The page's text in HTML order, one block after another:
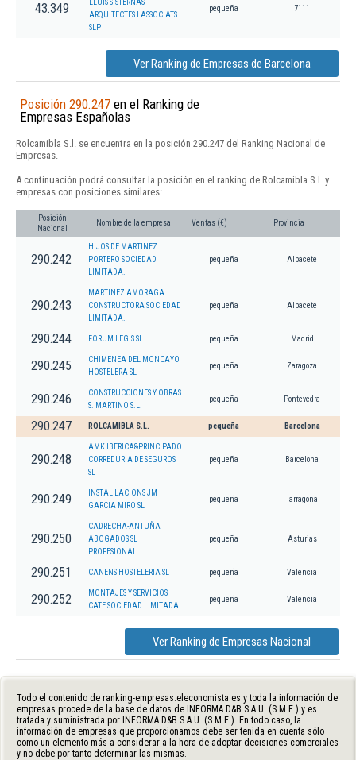
43.349
LLUIS SISTERNAS
ARQUITECTES I ASSOCIATS
SLP
pequeña 7111
Ver Ranking de Empresas de Barcelona
Posición 290.247 en el Ranking de
Empresas Españolas
Rolcamibla S.l. se encuentra en la posición 290.247 del Ranking Nacional de
Empresas.
A continuación podrá consultar la posición en el ranking de Rolcamibla S.l. y
empresas con posiciones similares:
Posición
Nacional
Nombre de la empresa Ventas (€) Provincia
290.242
HIJOS DE MARTINEZ
PORTERO SOCIEDAD
LIMITADA.
pequeña Albacete
290.243
MARTINEZ AMORAGA
CONSTRUCTORA SOCIEDAD
LIMITADA.
pequeña Albacete
290.244 FORUM LEGIS SL pequeña Madrid
290.245
CHIMENEA DEL MONCAYO
HOSTELERA SL
pequeña Zaragoza
290.246
CONSTRUCCIONES Y OBRAS
S. MARTINO S.L.
pequeña Pontevedra
290.247 ROLCAMIBLA S.L. pequeña Barcelona
290.248
AMK IBERICA&PRINCIPADO
CORREDURIA DE SEGUROS
SL
pequeña Barcelona
290.249
INSTAL LACIONS JM
GARCIA MIRO SL
pequeña Tarragona
290.250
CADRECHA-ANTUÑA
ABOGADOS SL
PROFESIONAL
pequeña Asturias
290.251 CANENS HOSTELERIA SL pequeña Valencia
290.252
MONTAJES Y SERVICIOS
CATE SOCIEDAD LIMITADA.
pequeña Valencia
Ver Ranking de Empresas Nacional
Todo el contenido de ranking-empresas.eleconomista.es y toda la información de
empresas procede de la base de datos de INFORMA D&B S.A.U. (S.M.E.) y es
tratada y suministrada por INFORMA D&B S.A.U. (S.M.E.). En todo caso, la
información de empresas que proporcionamos debe ser tenida en cuenta sólo
como un elemento más a considerar a la hora de adoptar decisiones comerciales
y no debe por tanto determinar las mismas.